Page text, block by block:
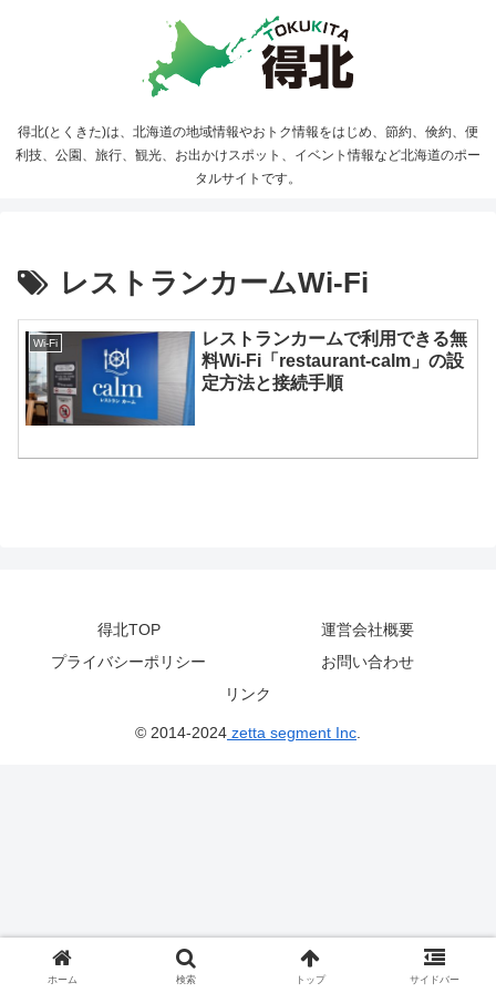
得北(とくきた)は、北海道の地域情報やおトク情報をはじめ、節約、倹約、便
利技、公園、旅行、観光、お出かけスポット、イベント情報など北海道のポー
タルサイトです。
レストランカームWi-Fi
Wi-Fi
レストランカームで利用できる無
料Wi-Fi「restaurant-calm」の設
定方法と接続手順
得北TOP
運営会社概要
プライバシーポリシー
お問い合わせ
リンク
© 2014-2024 zetta segment Inc
ホーム 検索 トップ サイドバー